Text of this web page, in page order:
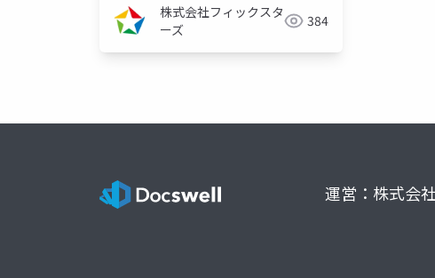
株式会社フィックスタ
ーズ
384
運営：株式会